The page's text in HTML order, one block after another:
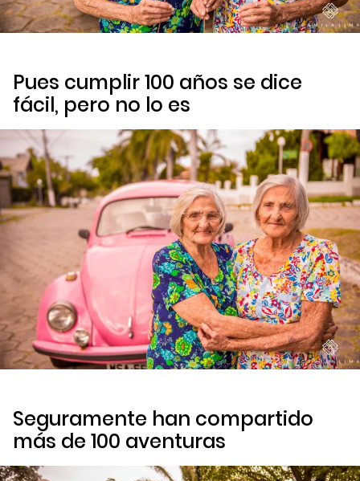
Pues cumplir 100 años se dice
fácil, pero no lo es
Seguramente han compartido
más de 100 aventuras